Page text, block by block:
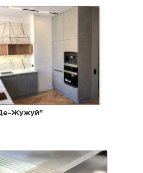
Жужуй"